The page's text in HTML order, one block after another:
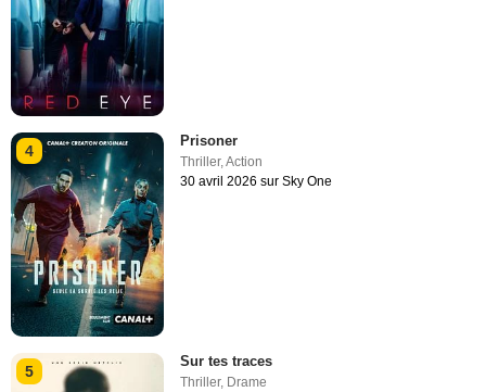
4
Prisoner
Thriller,Action
30 avril 2026 sur Sky One
5
Sur tes traces
Thriller, Drame